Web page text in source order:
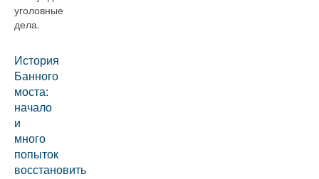
уголовные
дела.
История
Банного
моста:
начало
и
много
попыток
восстановить